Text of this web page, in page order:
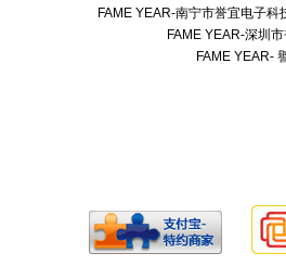
FAME YEAR-南宁市誉宜电子
FAME YEAR-深圳
FAME YEAR-